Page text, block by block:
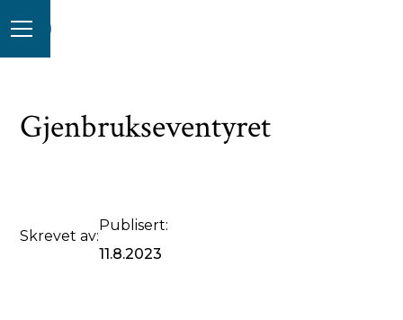
Gjenbrukseventyret
Skrevet av:
Publisert:
11.8.2023